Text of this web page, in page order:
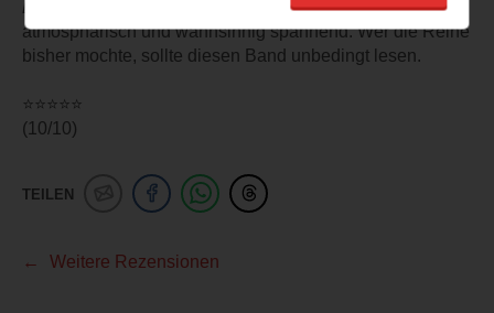
𝘋𝘪𝘦 𝘕𝘢𝘤𝘩𝘵 ist für mich bisher das beste Buch der Reihe:
atmosphärisch und wahnsinnig spannend. Wer die Reihe
bisher mochte, sollte diesen Band unbedingt lesen.
⭐️⭐️⭐️⭐️⭐️
(10/10)
TEILEN
Weitere Rezensionen